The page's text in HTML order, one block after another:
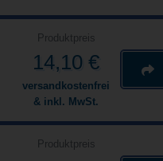
Produktpreis
14,10 €
versandkostenfrei
& inkl. MwSt.
Produktpreis